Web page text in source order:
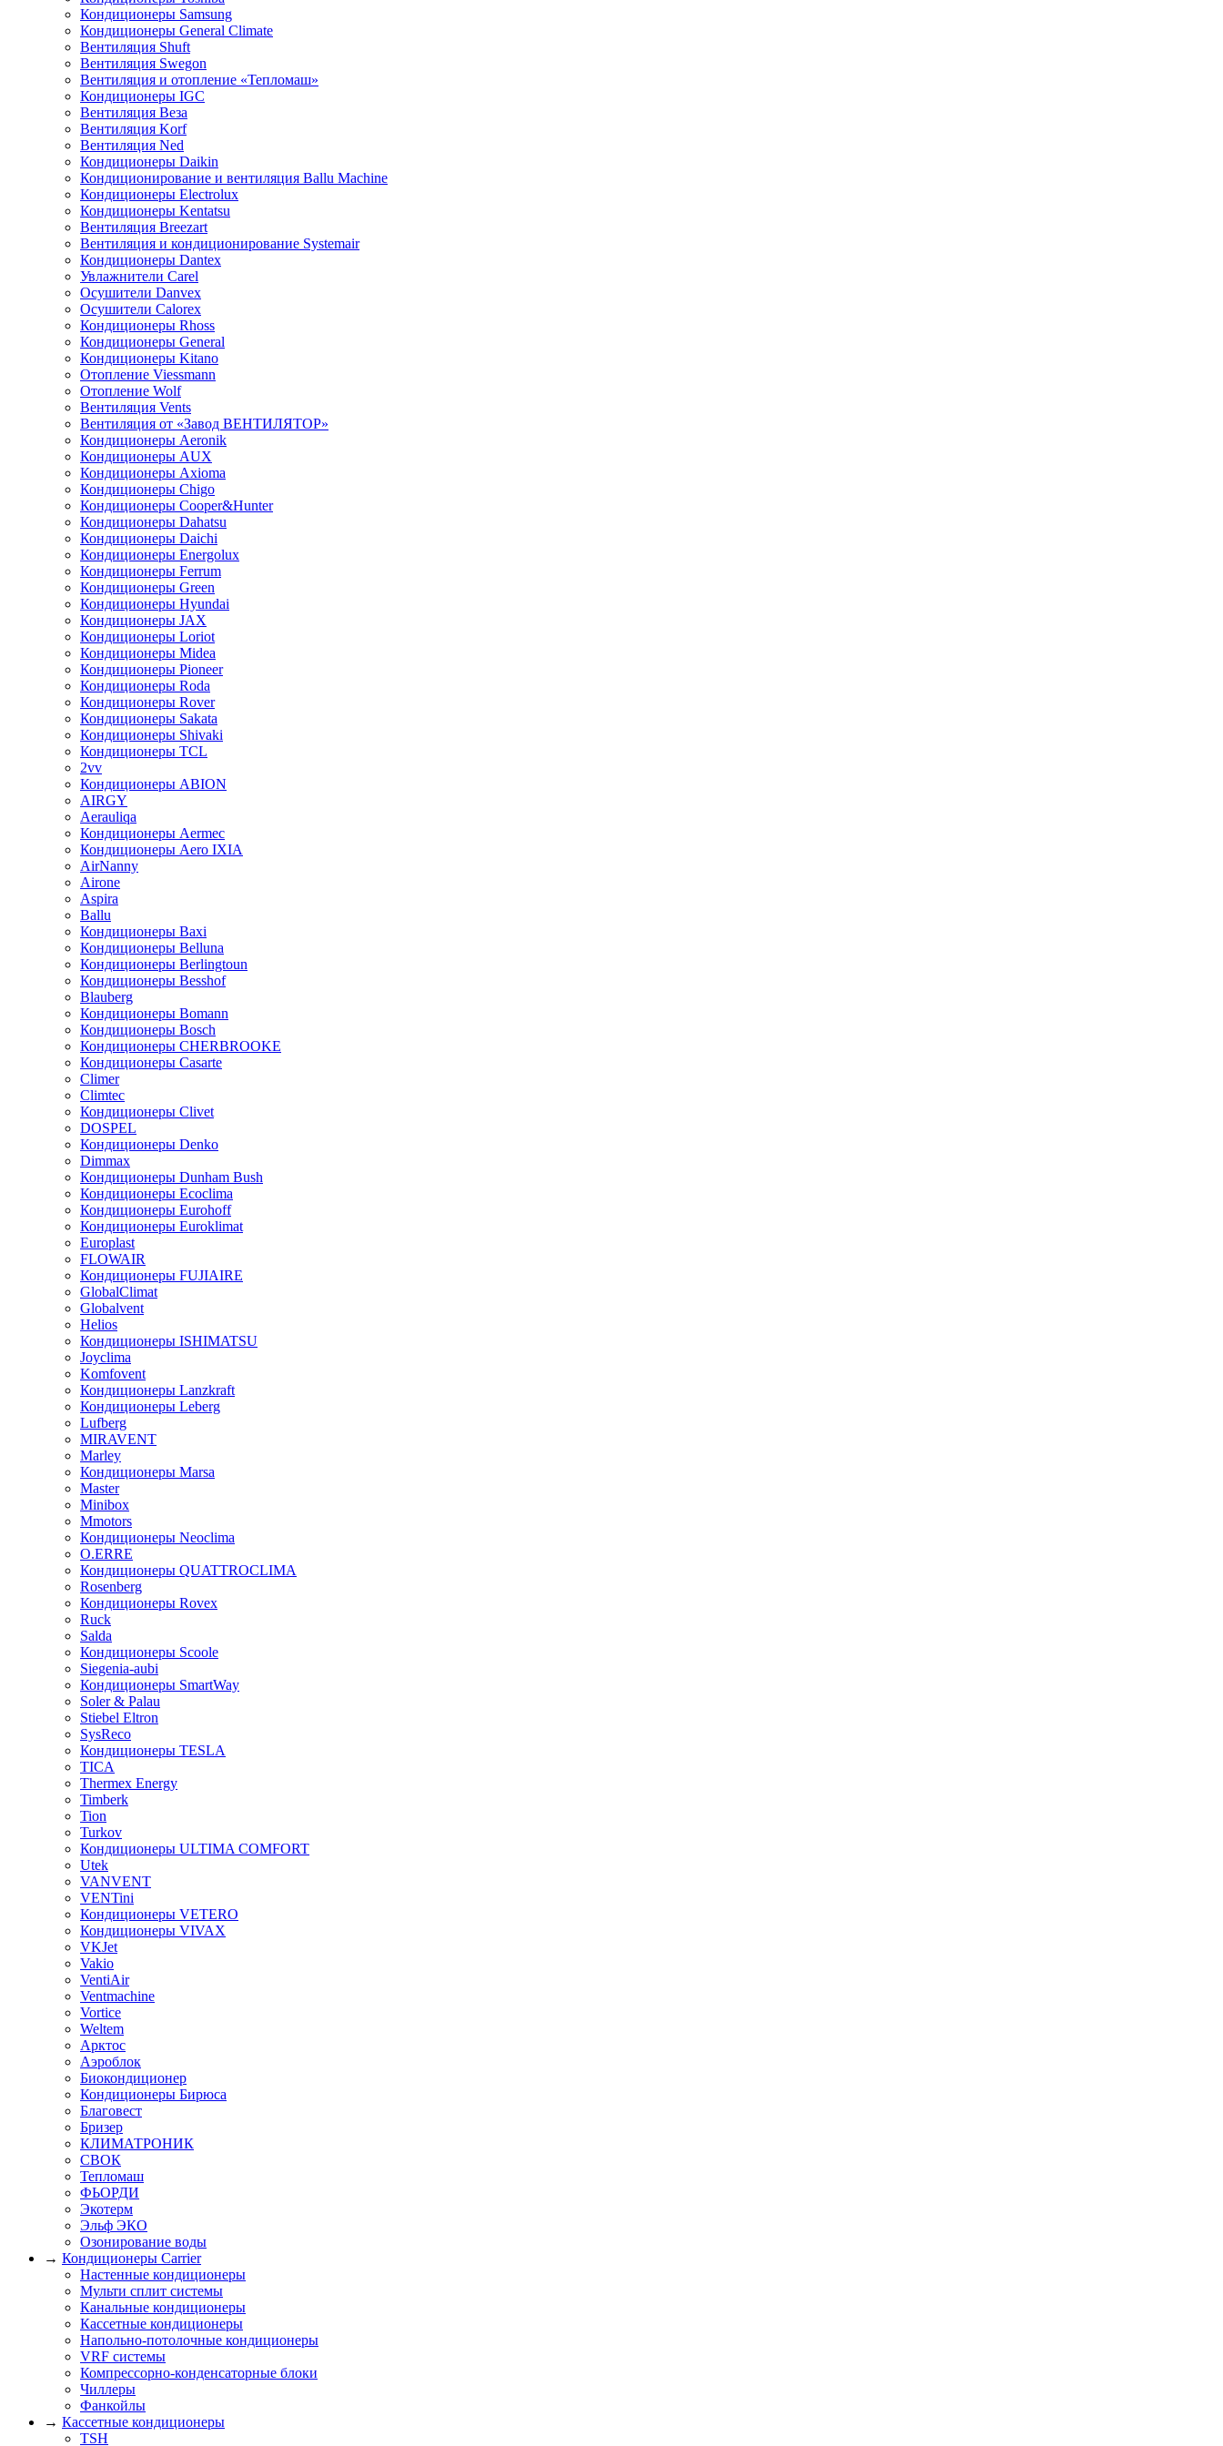
Кондиционеры Samsung
Кондиционеры General Climate
Вентиляция Shuft
Вентиляция Swegon
Вентиляция и отопление «Тепломаш»
Кондиционеры IGC
Вентиляция Веза
Вентиляция Korf
Вентиляция Ned
Кондиционеры Daikin
Кондиционирование и вентиляция Ballu Machine
Кондиционеры Electrolux
Кондиционеры Kentatsu
Вентиляция Breezart
Вентиляция и кондиционирование Systemair
Кондиционеры Dantex
Увлажнители Carel
Осушители Danvex
Осушители Calorex
Кондиционеры Rhoss
Кондиционеры General
Кондиционеры Kitano
Отопление Viessmann
Отопление Wolf
Вентиляция Vents
Вентиляция от «Завод ВЕНТИЛЯТОР»
Кондиционеры Aeronik
Кондиционеры AUX
Кондиционеры Axioma
Кондиционеры Chigo
Кондиционеры Cooper&Hunter
Кондиционеры Dahatsu
Кондиционеры Daichi
Кондиционеры Energolux
Кондиционеры Ferrum
Кондиционеры Green
Кондиционеры Hyundai
Кондиционеры JAX
Кондиционеры Loriot
Кондиционеры Midea
Кондиционеры Pioneer
Кондиционеры Roda
Кондиционеры Rover
Кондиционеры Sakata
Кондиционеры Shivaki
Кондиционеры TCL
2vv
Кондиционеры ABION
AIRGY
Aerauliqa
Кондиционеры Aermec
Кондиционеры Aero IXIA
AirNanny
Airone
Aspira
Ballu
Кондиционеры Baxi
Кондиционеры Belluna
Кондиционеры Berlingtoun
Кондиционеры Besshof
Blauberg
Кондиционеры Bomann
Кондиционеры Bosch
Кондиционеры CHERBROOKE
Кондиционеры Casarte
Climer
Climtec
Кондиционеры Clivet
DOSPEL
Кондиционеры Denko
Dimmax
Кондиционеры Dunham Bush
Кондиционеры Ecoclima
Кондиционеры Eurohoff
Кондиционеры Euroklimat
Europlast
FLOWAIR
Кондиционеры FUJIAIRE
GlobalClimat
Globalvent
Helios
Кондиционеры ISHIMATSU
Joyclima
Komfovent
Кондиционеры Lanzkraft
Кондиционеры Leberg
Lufberg
MIRAVENT
Marley
Кондиционеры Marsa
Master
Minibox
Mmotors
Кондиционеры Neoclima
O.ERRE
Кондиционеры QUATTROCLIMA
Rosenberg
Кондиционеры Rovex
Ruck
Salda
Кондиционеры Scoole
Siegenia-aubi
Кондиционеры SmartWay
Soler & Palau
Stiebel Eltron
SysReco
Кондиционеры TESLA
TICA
Thermex Energy
Timberk
Tion
Turkov
Кондиционеры ULTIMA COMFORT
Utek
VANVENT
VENTini
Кондиционеры VETERO
Кондиционеры VIVAX
VKJet
Vakio
VentiAir
Ventmachine
Vortice
Weltem
Арктос
Аэроблок
Биокондиционер
Кондиционеры Бирюса
Благовест
Бризер
КЛИМАТРОНИК
СВОК
Тепломаш
ФЬОРДИ
Экотерм
Эльф ЭКО
Озонирование воды
→ Кондиционеры Carrier
Настенные кондиционеры
Мульти сплит системы
Канальные кондиционеры
Кассетные кондиционеры
Напольно-потолочные кондиционеры
VRF системы
Компрессорно-конденсаторные блоки
Чиллеры
Фанкойлы
→ Кассетные кондиционеры
TSH